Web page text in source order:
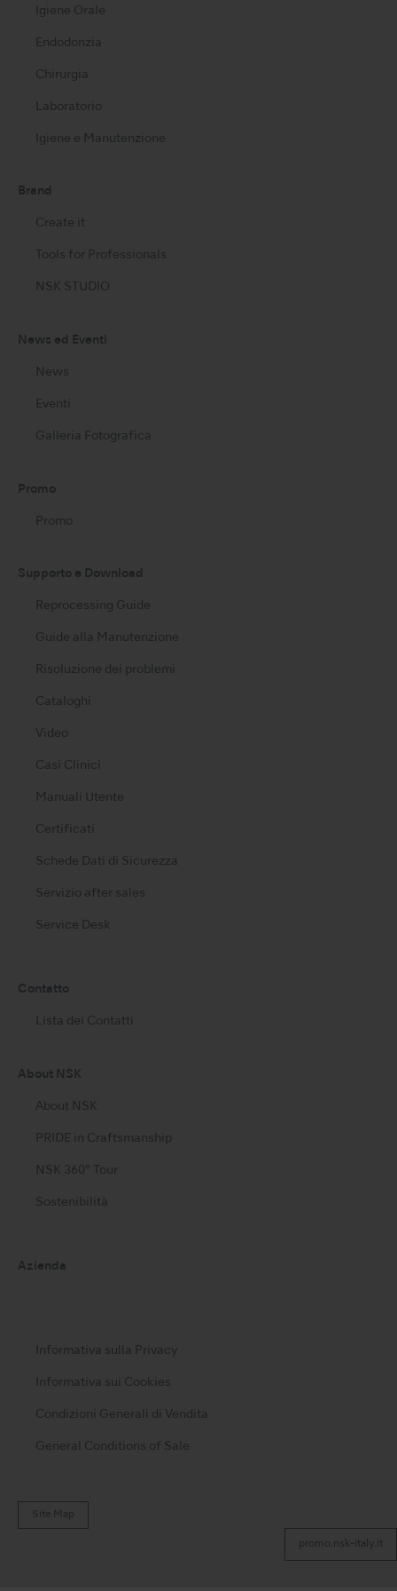
Igiene Orale
Endodonzia
Chirurgia
Laboratorio
Igiene e Manutenzione
Brand
Create it
Tools for Professionals
NSK STUDIO
News ed Eventi
News
Eventi
Galleria Fotografica
Promo
Promo
Supporto e Download
Reprocessing Guide
Guide alla Manutenzione
Risoluzione dei problemi
Cataloghi
Video
Casi Clinici
Manuali Utente
Certificati
Schede Dati di Sicurezza
Servizio after sales
Service Desk
Contatto
Lista dei Contatti
About NSK
About NSK
PRIDE in Craftsmanship
NSK 360° Tour
Sostenibilità
Azienda
Informativa sulla Privacy
Informativa sui Cookies
Condizioni Generali di Vendita
General Conditions of Sale
promo.nsk-italy.it
Site Map